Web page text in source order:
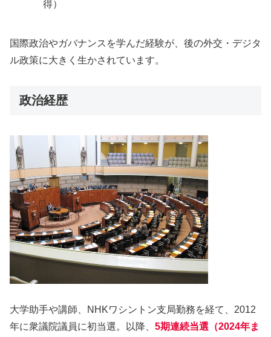
得）
国際政治やガバナンスを学んだ経験が、後の外交・デジタ
ル政策に大きく生かされています。
政治経歴
大学助手や講師、NHKワシントン支局勤務を経て、2012
年に衆議院議員に初当選。以降、 5期連続当選（2024年ま